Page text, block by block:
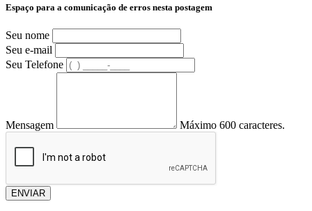
Espaço para a comunicação de erros nesta postagem
Seu nome
Seu e-mail
Seu Telefone
Mensagem Máximo 600 caracteres.
ENVIAR